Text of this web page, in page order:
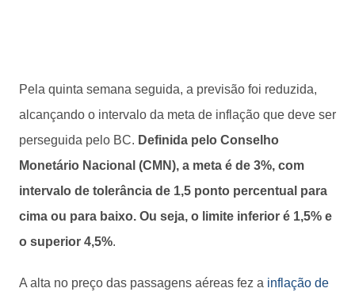
Pela quinta semana seguida, a previsão foi reduzida,
alcançando o intervalo da meta de inflação que deve ser
perseguida pelo BC. Definida pelo Conselho
Monetário Nacional (CMN), a meta é de 3%, com
intervalo de tolerância de 1,5 ponto percentual para
cima ou para baixo. Ou seja, o limite inferior é 1,5% e
o superior 4,5%.
A alta no preço das passagens aéreas fez a inflação de